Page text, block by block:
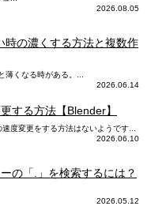
2026.08.05
時の濃くする方法と複数作
薄くなる時がある。...
2026.06.14
する方法【Blender】
度変更をする方法はないようです...
2026.06.10
の「.」を検索するには？
2026.05.12